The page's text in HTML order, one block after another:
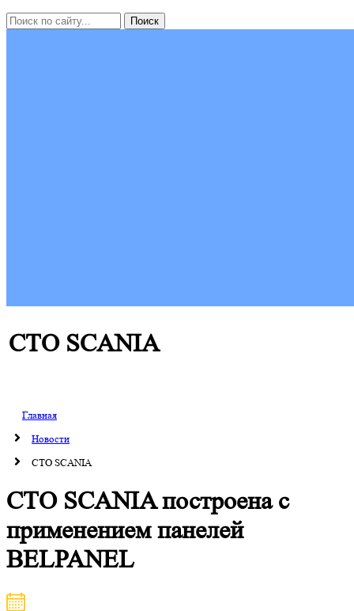
СТО SCANIA
Главная
Новости
СТО SCANIA
СТО SCANIA построена с
применением панелей
BELPANEL